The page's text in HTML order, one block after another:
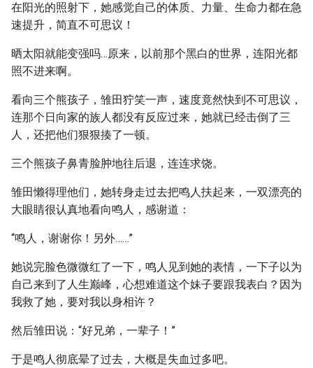
在阳光的照射下，她感觉自己的体质、力量、生命力都在急
速提升，简直不可思议！
晒太阳就能变强吗…原来，以前那个黑白的世界，连阳光都
照不进来啊。
看向三个熊孩子，雏田狞笑一声，速度竟然快到不可思议，
连那个日向家的族人都没有反应过来，她就已经击倒了三
人，还把他们狠狠揍了一顿。
三个熊孩子鼻青脸肿地往后退，连连求饶。
雏田懒得理他们，她转身走过去把鸣人扶起来，一双漂亮的
大眼睛很认真地看向鸣人，感谢道：
“鸣人，谢谢你！另外……”
她说完脸色微微红了一下，鸣人见到她的表情，一下子以为
自己来到了人生巅峰，心想难道这个妹子要跟我表白？因为
我救了她，要对我以身相许？
然后雏田说：“好兄弟，一辈子！”
于是鸣人彻底晕了过去，大概是失血过多吧。